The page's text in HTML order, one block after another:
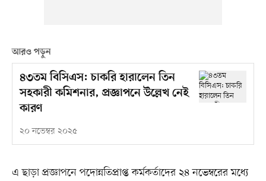
আরও পড়ুন
৪৩তম বিসিএস: চাকরি হারালেন তিন
সহকারী কমিশনার, প্রজ্ঞাপনে উল্লেখ নেই
কারণ
২০ নভেম্বর ২০২৫
এ ছাড়া প্রজ্ঞাপনে পদোন্নতিপ্রাপ্ত কর্মকর্তাদের ২৪ নভেম্বরের মধ্যে